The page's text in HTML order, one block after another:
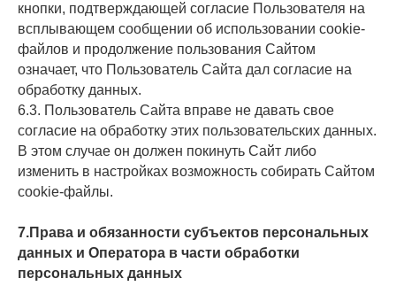
кнопки, подтверждающей согласие Пользователя на
всплывающем сообщении об использовании сookie-
файлов и продолжение пользования Сайтом
означает, что Пользователь Сайта дал согласие на
обработку данных.
6.3. Пользователь Сайта вправе не давать свое
согласие на обработку этих пользовательских данных.
В этом случае он должен покинуть Сайт либо
изменить в настройках возможность собирать Сайтом
сookie-файлы.
7.Права и обязанности субъектов персональных
данных и Оператора в части обработки
персональных данных